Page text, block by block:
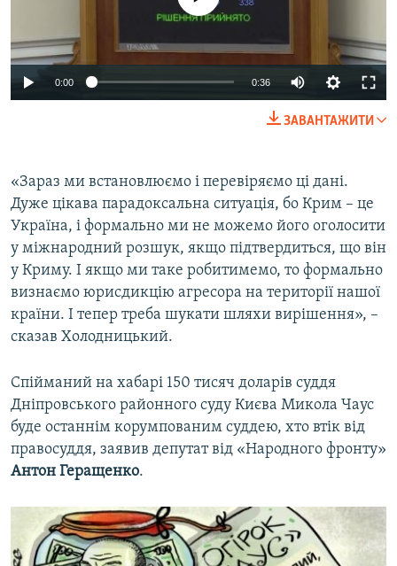
0:00 0:36
ЗАВАНТАЖИТИ
«Зараз ми встановлюємо і перевіряємо ці дані.
Дуже цікава парадоксальна ситуація, бо Крим – це
Україна, і формально ми не можемо його оголосити
у міжнародний розшук, якщо підтвердиться, що він
у Криму. І якщо ми таке робитимемо, то формально
визнаємо юрисдикцію агресора на території нашої
країни. І тепер треба шукати шляхи вирішення», –
сказав Холодницький.
Спійманий на хабарі 150 тисяч доларів суддя
Дніпровського районного суду Києва Микола Чаус
буде останнім корумпованим суддею, хто втік від
правосуддя, заявив депутат від «Народного фронту»
Антон Геращенко.